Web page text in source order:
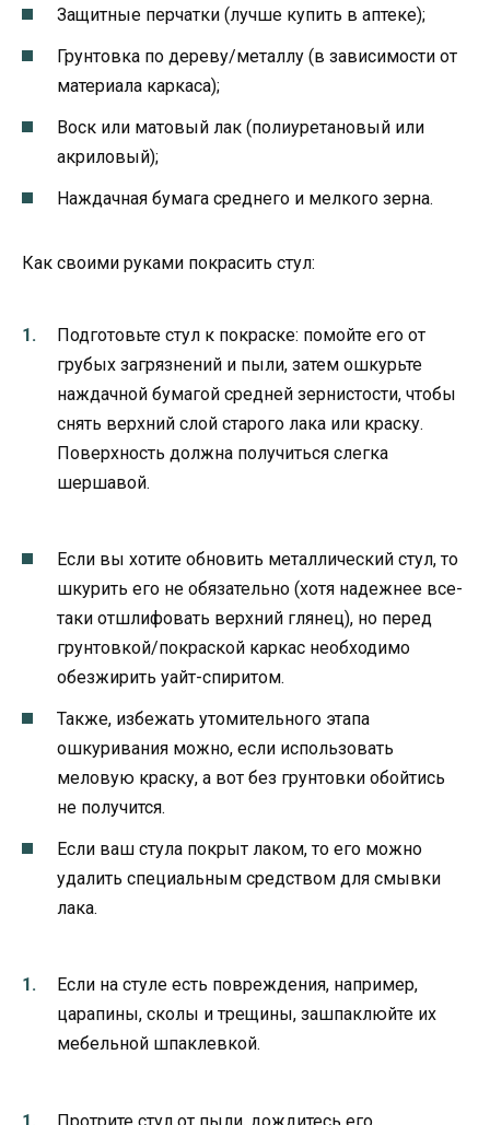
Защитные перчатки (лучше купить в аптеке);
Грунтовка по дереву/металлу (в зависимости от
материала каркаса);
Воск или матовый лак (полиуретановый или
акриловый);
Наждачная бумага среднего и мелкого зерна.
Как своими руками покрасить стул:
Подготовьте стул к покраске: помойте его от
грубых загрязнений и пыли, затем ошкурьте
наждачной бумагой средней зернистости, чтобы
снять верхний слой старого лака или краску.
Поверхность должна получиться слегка
шершавой.
Если вы хотите обновить металлический стул, то
шкурить его не обязательно (хотя надежнее все-
таки отшлифовать верхний глянец), но перед
грунтовкой/покраской каркас необходимо
обезжирить уайт-спиритом.
Также, избежать утомительного этапа
ошкуривания можно, если использовать
меловую краску, а вот без грунтовки обойтись
не получится.
Если ваш стула покрыт лаком, то его можно
удалить специальным средством для смывки
лака.
Если на стуле есть повреждения, например,
царапины, сколы и трещины, зашпаклюйте их
мебельной шпаклевкой.
Протрите стул от пыли, дождитесь его